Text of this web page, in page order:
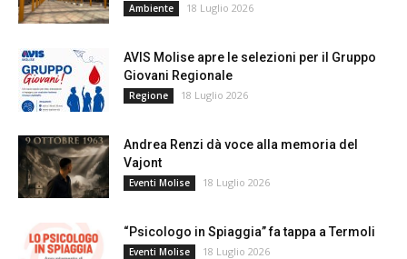
Ambiente 18 Luglio 2026
AVIS Molise apre le selezioni per il Gruppo
Giovani Regionale
Regione 18 Luglio 2026
Andrea Renzi dà voce alla memoria del
Vajont
Eventi Molise 18 Luglio 2026
“Psicologo in Spiaggia” fa tappa a Termoli
Eventi Molise 18 Luglio 2026